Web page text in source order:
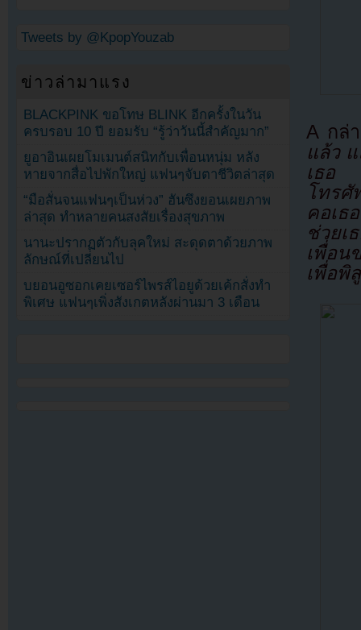
A กล่
แล้ว
เธอ
โทรศั
คอเธ
ช่วยเ
เพื่อน
เพื่อพิ
Tweets by @KpopYouzab
ข่าวล่ามาแรง
BLACKPINK ขอโทษ BLINK อีกครั้งในวัน
ครบรอบ 10 ปี ยอมรับ “รู้ว่าวันนี้สำคัญมาก”
ยูอาอินเผยโมเมนต์สนิทกับเพื่อนหนุ่ม หลัง
หายจากสื่อไปพักใหญ่ แฟนๆจับตาชีวิตล่าสุด
“มือสั่นจนแฟนๆเป็นห่วง” ฮันซึงยอนเผยภาพ
ล่าสุด ทำหลายคนสงสัยเรื่องสุขภาพ
นานะปรากฏตัวกับลุคใหม่ สะดุดตาด้วยภาพ
ลักษณ์ที่เปลี่ยนไป
บยอนอูซอกเคยเซอร์ไพรส์ไอยูด้วยเค้กสั่งทำ
พิเศษ แฟนๆเพิ่งสังเกตหลังผ่านมา 3 เดือน